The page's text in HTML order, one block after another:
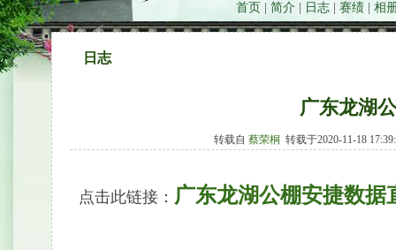
首页 简介 日志| 赛绩| 相
日志
广东龙湖
转载自 蔡荣桐 转载于2020-11-18
点击此链接： 广东龙湖公棚安捷数据